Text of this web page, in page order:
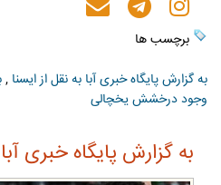
برچسب ها
به گزارش پایگاه خبری آبا به نقل از ایسنا ,
وجود درخشش یخچالی
به گزارش پایگاه خبری